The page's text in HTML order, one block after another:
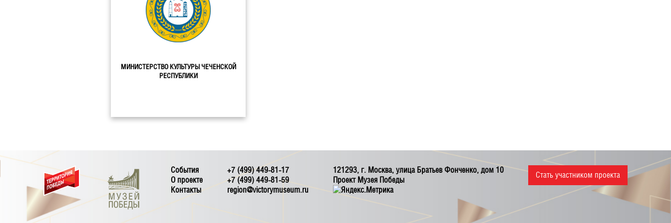
МИНИСТЕРСТВО КУЛЬТУРЫ ЧЕЧЕНСКОЙ
РЕСПУБЛИКИ
События
О проекте
Контакты
+7 (499) 449-81-17
+7 (499) 449-81-59
region@victorymuseum.ru
121293, г. Москва, улица Братьев Фонченко, дом 10
Проект Музея Победы
Стать участником проекта